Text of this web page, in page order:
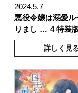
2024.5.7
悪役令嬢は溺愛ル
りまし … 4 特装
詳しく見